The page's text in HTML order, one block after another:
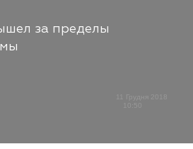
за пределы
11 Грудня 2018